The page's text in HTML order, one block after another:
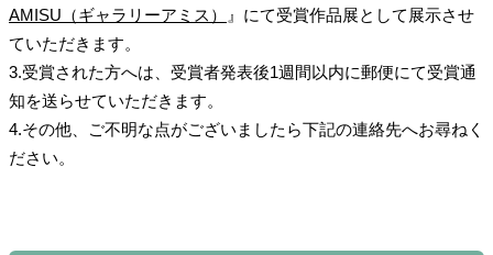
AMISU（ギャラリーアミス）
』にて受賞作品展として展示させ
ていただきます。
3.受賞された方へは、受賞者発表後1週間以内に郵便にて受賞通
知を送らせていただきます。
4.その他、ご不明な点がございましたら下記の連絡先へお尋ねく
ださい。